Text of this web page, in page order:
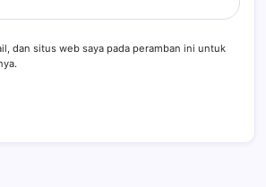
dan situs web saya pada peramban ini untuk